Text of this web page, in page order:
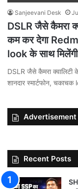
Sanjeevani Desk
DSLR जैसे कैमरा
कम कर देगा
look के साथ मिलेंगी
DSLR जैसे कैमरा
शानदार स्मार्टफोन,
Advertisement
Recent Posts